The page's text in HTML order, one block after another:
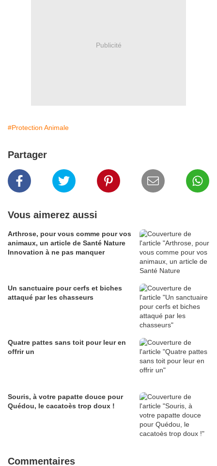
Publicité
#Protection Animale
Partager
Vous aimerez aussi
Arthrose, pour vous comme pour vos
animaux, un article de Santé Nature
Innovation à ne pas manquer
Un sanctuaire pour cerfs et biches
attaqué par les chasseurs
Quatre pattes sans toit pour leur en
offrir un
Souris, à votre papatte douce pour
Quédou, le cacatoès trop doux !
Commentaires